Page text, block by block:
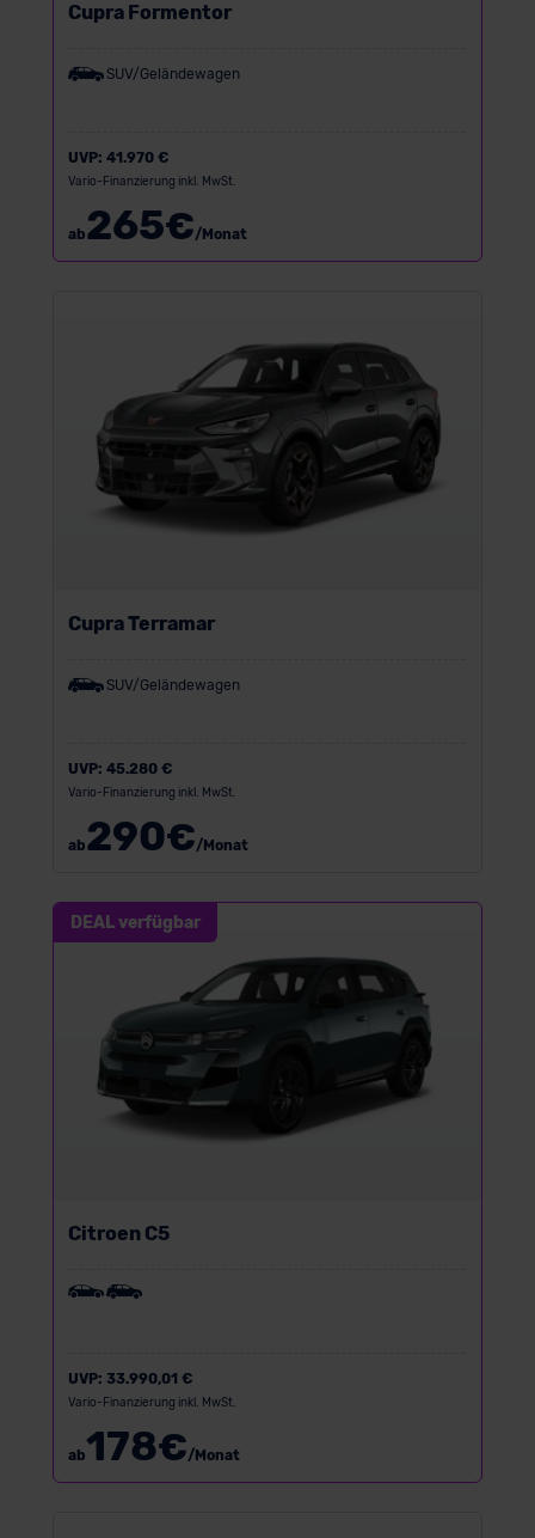
Cupra Formentor
SUV/Geländewagen
UVP: 41.970 €
Vario-Finanzierung inkl. MwSt.
ab265€/Monat
Cupra Terramar
SUV/Geländewagen
UVP: 45.280 €
Vario-Finanzierung inkl. MwSt.
ab290€/Monat
DEAL verfügbar
Citroen C5
UVP: 33.990,01 €
Vario-Finanzierung inkl. MwSt.
ab178€/Monat